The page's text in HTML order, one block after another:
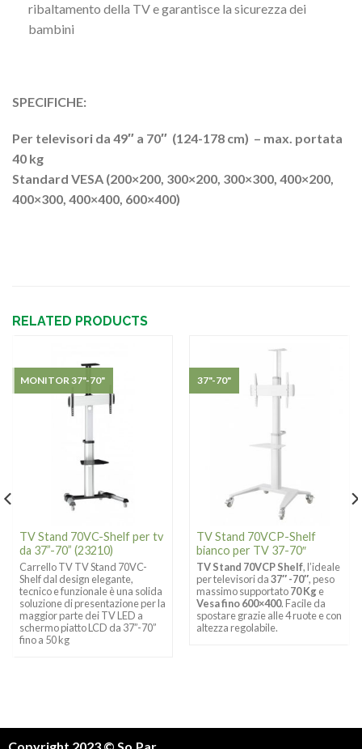
ribaltamento della TV e garantisce la sicurezza dei
bambini
SPECIFICHE:
Per televisori da 49″ a 70″ (124-178 cm) – max. portata
40 kg
Standard VESA (200×200, 300×200, 300×300, 400×200,
400×300, 400×400, 600×400)
RELATED PRODUCTS
TV Stand 70VC-Shelf per tv
da 37”-70” (23210)
Carrello TV TV Stand 70VC-
Shelf dal design elegante,
tecnico e funzionale è una solida
soluzione di presentazione per la
maggior parte dei TV LED a
schermo piatto LCD da 37”-70”
fino a 50 kg
MONITOR 37"-70"
TV Stand 70VCP-Shelf
bianco per TV 37-70″
TV Stand 70VCP Shelf, l’ideale
per televisori da37″ -70″, peso
massimo supportato70 Kg e
Vesa fino 600×400. Facile da
spostare grazie alle 4 ruote e con
altezza regolabile.
37"-70"